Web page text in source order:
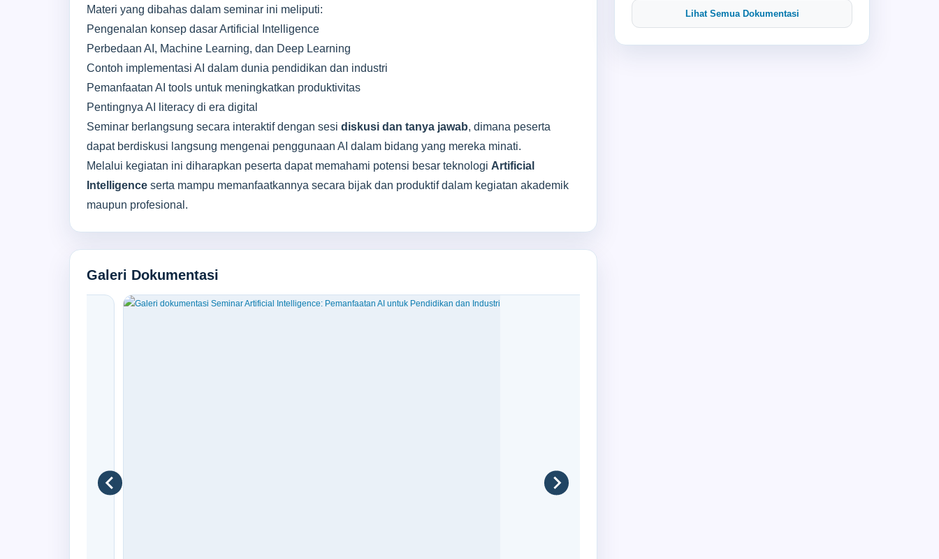
Materi yang dibahas dalam seminar ini meliputi:
Pengenalan konsep dasar Artificial Intelligence
Perbedaan AI, Machine Learning, dan Deep Learning
Contoh implementasi AI dalam dunia pendidikan dan industri
Pemanfaatan AI tools untuk meningkatkan produktivitas
Pentingnya AI literacy di era digital
Seminar berlangsung secara interaktif dengan sesi diskusi dan tanya jawab, dimana peserta
dapat berdiskusi langsung mengenai penggunaan AI dalam bidang yang mereka minati.
Melalui kegiatan ini diharapkan peserta dapat memahami potensi besar teknologi Artificial
Intelligence serta mampu memanfaatkannya secara bijak dan produktif dalam kegiatan akademik
maupun profesional.
Galeri Dokumentasi
Lihat Semua Dokumentasi